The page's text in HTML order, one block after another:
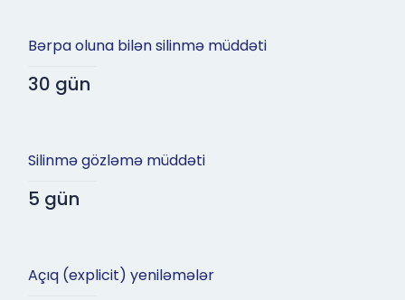
Bərpa oluna bilən silinmə müddəti
30 gün
Silinmə gözləmə müddəti
5 gün
Açıq (explicit) yeniləmələr